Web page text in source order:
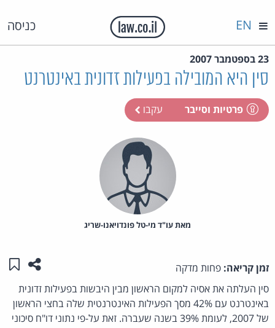
כניסה EN
23 בספטמבר 2007
סין היא המובילה בפעילות זדונית באינטרנט
פרטיות וסייבר עקבו
מאת‏ עו"ד מי-טל פונדויאנו-שריג
זמן קריאה: פחות מדקה שתפו
סין העלתה את אסיה למקום הראשון מבין היבשות בפעילות זדונית
באינטרנט עם 42% מסך הפעילות האינטרנטית שלה בחצי הראשון
של 2007, לעומת 39% בשנה שעברה. זאת על-פי נתוני דו"ח סיכוני